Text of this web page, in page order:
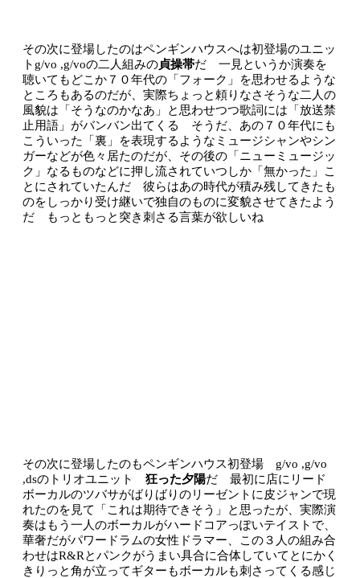
その次に登場したのはペンギンハウスへは初登場のユニッ
トg/vo ,g/voの二人組みの貞操帯だ 一見というか演奏を
聴いてもどこか７０年代の「フォーク」を思わせるような
ところもあるのだが、実際ちょっと頼りなさそうな二人の
風貌は「そうなのかなあ」と思わせつつ歌詞には「放送禁
止用語」がバンバン出てくる そうだ、あの７０年代にも
こういった「裏」を表現するようなミュージシャンやシン
ガーなどが色々居たのだが、その後の「ニューミュージッ
ク」なるものなどに押し流されていつしか「無かった」こ
とにされていたんだ 彼らはあの時代が積み残してきたも
のをしっかり受け継いで独自のものに変貌させてきたよう
だ もっともっと突き刺さる言葉が欲しいね
その次に登場したのもペンギンハウス初登場 g/vo ,g/vo
,dsのトリオユニット 狂った夕陽だ 最初に店にリード
ボーカルのツバサがばりばりのリーゼントに皮ジャンで現
れたのを見て「これは期待できそう」と思ったが、実際演
奏はもう一人のボーカルがハードコアっぽいテイストで、
華奢だがパワードラムの女性ドラマー、この３人の組み合
わせはR&Rとパンクがうまい具合に合体していてとにかく
きりっと角が立ってギターもボーカルも刺さってくる感じ